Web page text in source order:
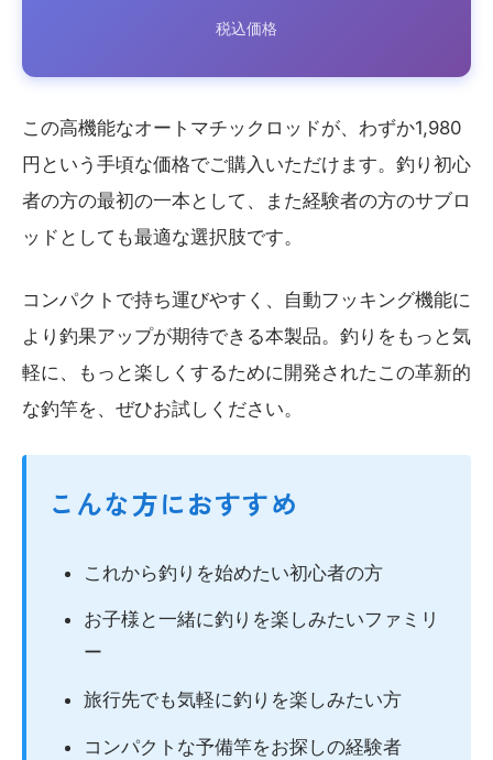
税込価格
この高機能なオートマチックロッドが、わずか1,980
円という手頃な価格でご購入いただけます。釣り初心
者の方の最初の一本として、また経験者の方のサブロ
ッドとしても最適な選択肢です。
コンパクトで持ち運びやすく、自動フッキング機能に
より釣果アップが期待できる本製品。釣りをもっと気
軽に、もっと楽しくするために開発されたこの革新的
な釣竿を、ぜひお試しください。
こんな方におすすめ
これから釣りを始めたい初心者の方
お子様と一緒に釣りを楽しみたいファミリ
ー
旅行先でも気軽に釣りを楽しみたい方
コンパクトな予備竿をお探しの経験者